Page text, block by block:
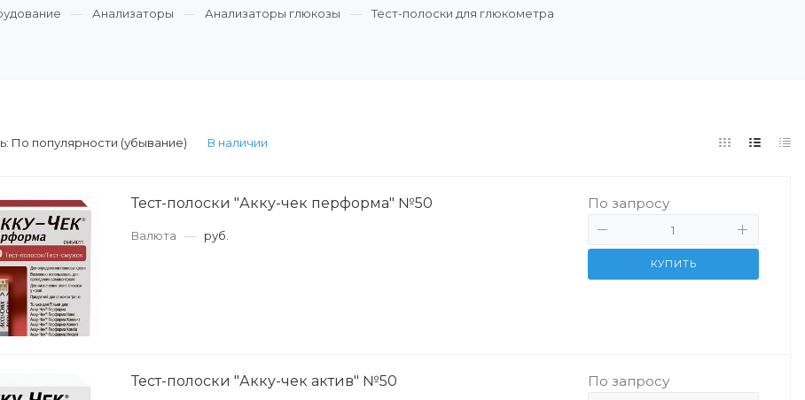
Анализаторы Анализаторы глюкозы Тест-полоски для глюкометра
По популярности (убывание) В наличии
Тест-полоски "Акку-чек перформа" №50
Валюта — руб.
По запросу
КУПИТЬ
Тест-полоски "Акку-чек актив" №50 По запросу